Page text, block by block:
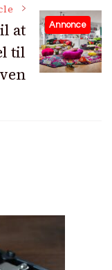
Annonce
at
til